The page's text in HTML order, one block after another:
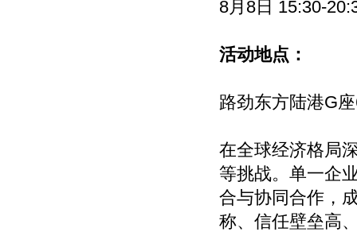
8月8日 15:30-
活动地点：
路劲东方陆港G
在全球经济格局
等挑战。单一企
合与协同合作，
称、信任壁垒高